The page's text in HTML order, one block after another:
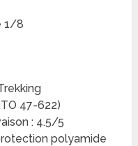
1/8
47-622)
: 4.5/5
polyamide